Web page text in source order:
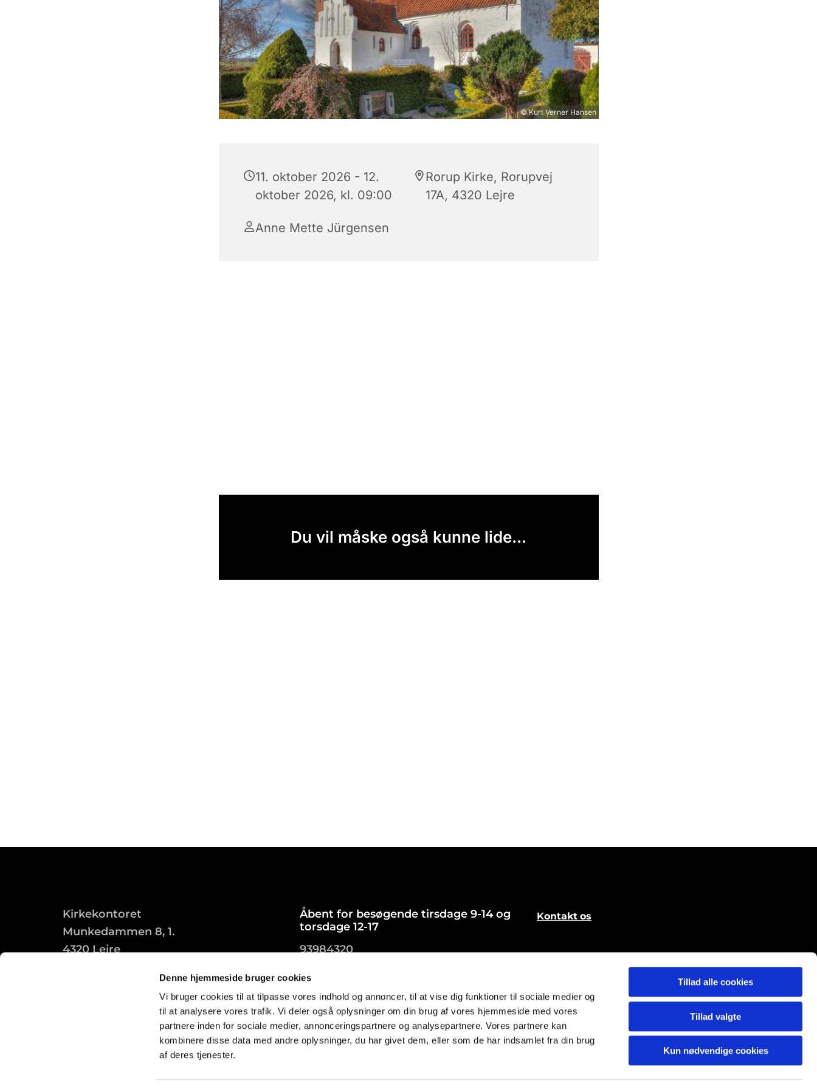
Denne hjemmeside bruger cookies
Vi bruger cookies til at tilpasse vores indhold og annoncer, til at vise dig funktioner til sociale medier og
til at analysere vores trafik. Vi deler også oplysninger om din brug af vores hjemmeside med vores
partnere inden for sociale medier, annonceringspartnere og analysepartnere. Vores partnere kan
kombinere disse data med andre oplysninger, du har givet dem, eller som de har indsamlet fra din brug
af deres tjenester.
Tillad alle cookies
Tillad valgte
Kun nødvendige cookies
© Kurt Verner Hansen
11. oktober 2026 - 12.
oktober 2026, kl. 09:00
Rorup Kirke, Rorupvej
17A, 4320 Lejre
Anne Mette Jürgensen
Du vil måske også kunne lide...
Kirkekontoret
Munkedammen 8, 1.
4320 Lejre
Åbent for besøgende tirsdage 9-14 og
torsdage 12-17
93984320
kamc@km.dk
Kontakt os